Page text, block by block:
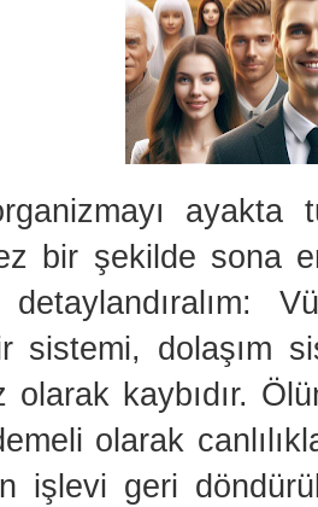
ayakta
bir şekilde sona
sistemi, dolaşım
olarak kaybıdır.
olarak
işlevi geri